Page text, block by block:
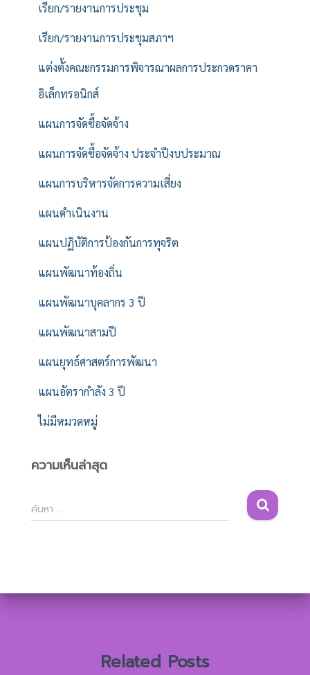
เรียก/รายงานการประชุม
เรียก/รายงานการประชุมสภาฯ
แต่งตั้งคณะกรรมการพิจารณาผลการประกวดราคา
อิเล็กทรอนิกส์
แผนการจัดซื้อจัดจ้าง
แผนการจัดซื้อจัดจ้าง ประจำปีงบประมาณ
แผนการบริหารจัดการความเสี่ยง
แผนดำเนินงาน
แผนปฏิบัติการป้องกันการทุจริต
แผนพัฒนาท้องถิ่น
แผนพัฒนาบุคลากร 3 ปี
แผนพัฒนาสามปี
แผนยุทธ์ศาสตร์การพัฒนา
แผนอัตรากำลัง 3 ปี
ไม่มีหมวดหมู่
ความเห็นล่าสุด
ค้
น
ห
ค้นหา …
Related Posts